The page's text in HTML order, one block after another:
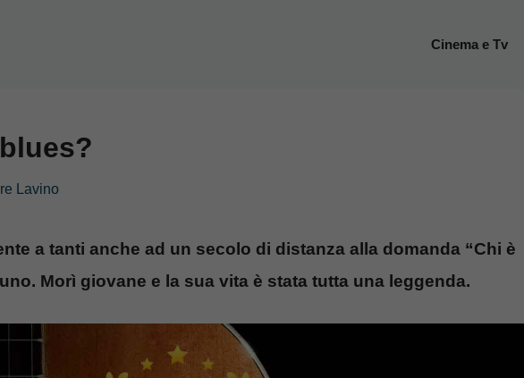
Cinema e Tv
Lavino
a tanti anche ad un secolo di distanza alla domanda “Chi è
Morì giovane e la sua vita è stata tutta una leggenda.